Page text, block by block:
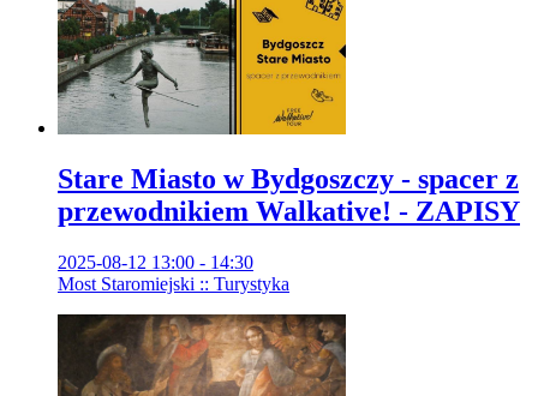
Stare Miasto w Bydgoszczy - spacer z
przewodnikiem Walkative! - ZAPISY
2025-08-12 13:00 - 14:30
Most Staromiejski :: Turystyka